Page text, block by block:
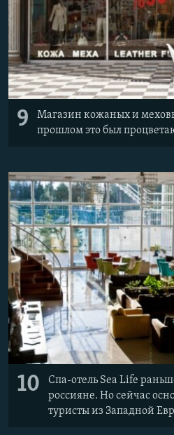
9
Магазин кожаных и
прошлом это был
10
Спа-отель Sea Life
россияне. Но сейчас
туристы из Западной